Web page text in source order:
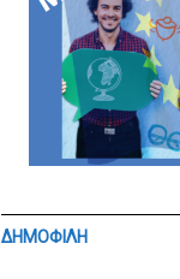
ΔΗΜΟΦΙΛΗ